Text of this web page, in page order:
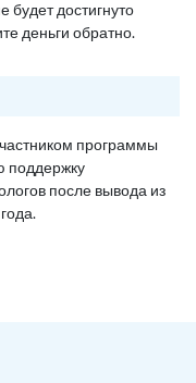
будет достигнуто
деньги обратно.
программы
поддержку
после вывода из